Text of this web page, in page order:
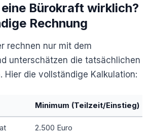
Bürokraft wirklich?
Rechnung
rechnen nur mit dem
unterschätzen die tatsächlichen
Hier die vollständige Kalkulation:
Minimum (Teilzeit/Einstieg)
2.500 Euro